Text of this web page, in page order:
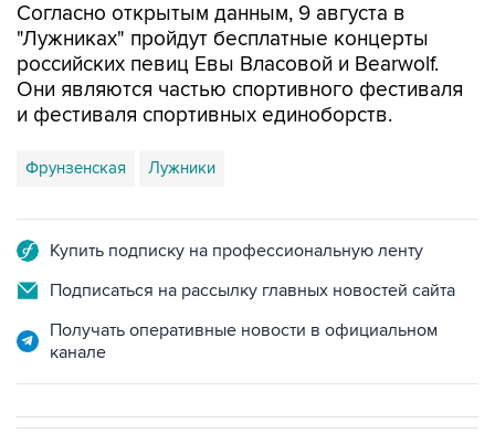
Согласно открытым данным, 9 августа в
"Лужниках" пройдут бесплатные концерты
российских певиц Евы Власовой и Bearwolf.
Они являются частью спортивного фестиваля
и фестиваля спортивных единоборств.
Фрунзенская Лужники
Купить подписку на профессиональную ленту
Подписаться на рассылку главных новостей сайта
Получать оперативные новости в официальном
канале